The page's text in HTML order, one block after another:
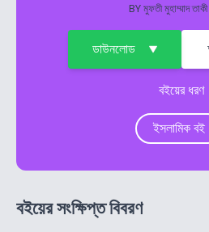
BYমুফতী মুহাম্মাদ
ডাউনলোড
বইয়ের ধরণ
ইসলামিক বই
বইয়ের সংক্ষিপ্ত বিবরণ